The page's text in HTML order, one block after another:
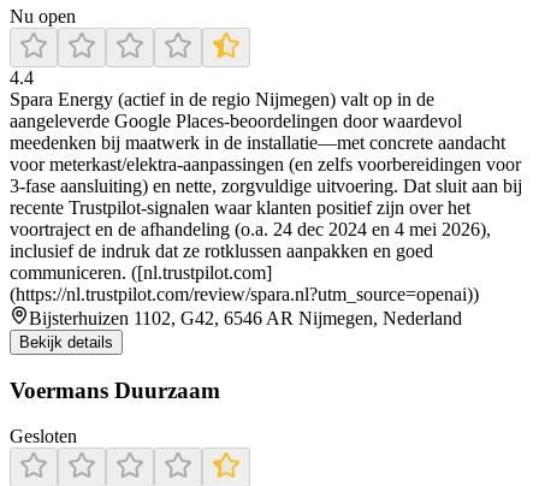
Nu open
4.4
Spara Energy (actief in de regio Nijmegen) valt op in de
aangeleverde Google Places-beoordelingen door waardevol
meedenken bij maatwerk in de installatie—met concrete aandacht
voor meterkast/elektra-aanpassingen (en zelfs voorbereidingen voor
3-fase aansluiting) en nette, zorgvuldige uitvoering. Dat sluit aan bij
recente Trustpilot-signalen waar klanten positief zijn over het
voortraject en de afhandeling (o.a. 24 dec 2024 en 4 mei 2026),
inclusief de indruk dat ze rotklussen aanpakken en goed
communiceren. ([nl.trustpilot.com]
(https://nl.trustpilot.com/review/spara.nl?utm_source=openai))
Bijsterhuizen 1102, G42, 6546 AR Nijmegen, Nederland
Bekijk details
Voermans Duurzaam
Gesloten